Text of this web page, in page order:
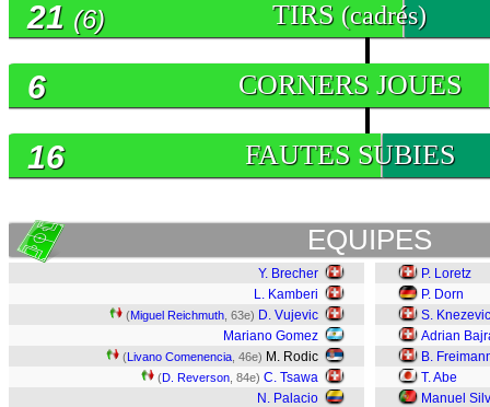
TIRS (cadrés)
21 (6)
CORNERS JOUES
6
FAUTES SUBIES
16
EQUIPES
Y. Brecher
L. Kamberi
(Miguel Reichmuth , 63e) D. Vujevic
Mariano Gomez
(Livano Comenencia , 46e) M. Rodic
(D. Reverson , 84e) C. Tsawa
N. Palacio
P. Loretz
P. Dorn
S. Knezevic
Adrian
B.
T. Abe
Manuel